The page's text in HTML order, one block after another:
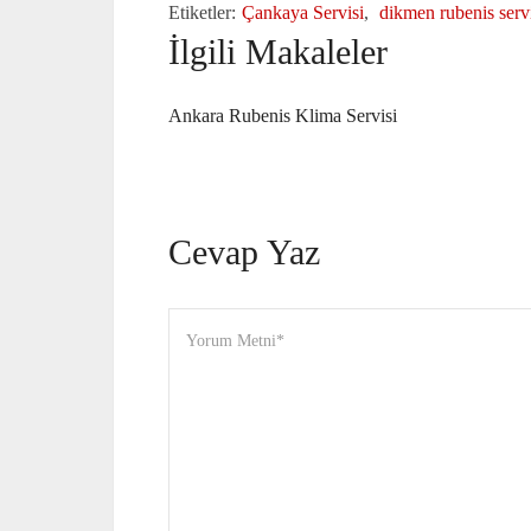
Etiketler: Çankaya Servisi, dikmen rubenis
İlgili Makaleler
Ankara Rubenis Klima Servisi
Cevap Yaz